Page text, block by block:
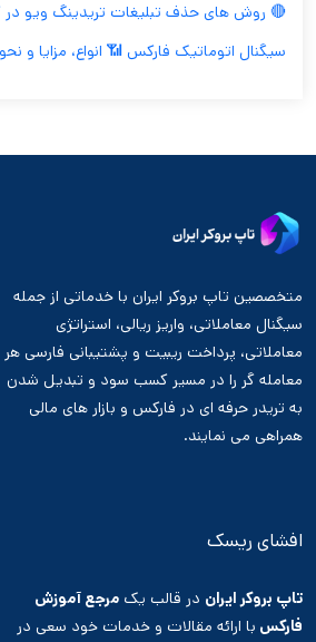
🔴 روش های حذف تبلیغات تریدینگ ویو
سیگنال اتوماتیک فارکس 📶 انواع، مزایا و
متخصصین تاپ بروکر ایران با خدماتی از جمله
سیگنال معاملاتی، واریز ریالی، استراتژی
معاملاتی، پرداخت ریبیت و پشتیبانی فارسی هر
معامله گر را در مسیر کسب سود و تبدیل شدن
به تریدر حرفه ای در فارکس و بازار های مالی
همراهی می نمایند.
افشای ریسک
تاپ بروکر ایران در قالب یک مرجع آموزش
فارکس با ارائه مقالات و خدمات خود سعی در